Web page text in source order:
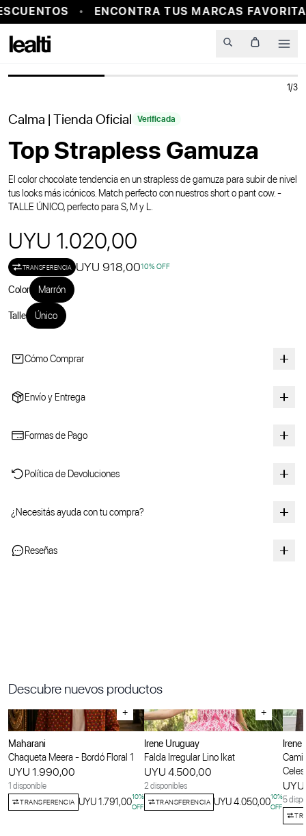
ENCONTRA TUS MARCAS
PROBADOR VIRTUAL
1/3
Calma | Tienda Oficial Verificada
Top Strapless Gamuza
El color chocolate tendencia en un strapless de gamuza para subir de nivel
tus looks más icónicos. Match perfecto con nuestros short o pant cow. -
TALLE ÚNICO, perfecto para S, M y L.
UYU 1.020,00
TRANSFERENCIA UYU 918,0010% OFF
Color Marrón
Talle Único
Cómo Comprar
Envío y Entrega
Formas de Pago
Política de Devoluciones
¿Necesitás ayuda con tu compra?
Reseñas
Descubre nuevos productos
+
Maharani
Chaqueta Meera - Bordó Floral 1
UYU 1.990,00
1 disponible
TRANSFERENCIA UYU 1.791,0010%
OFF
+
Irene Uruguay
Falda Irregular Lino Ikat
UYU 4.500,00
2 disponibles
TRANSFERENCIA UYU 4.050,0010%
OFF
Irene
5